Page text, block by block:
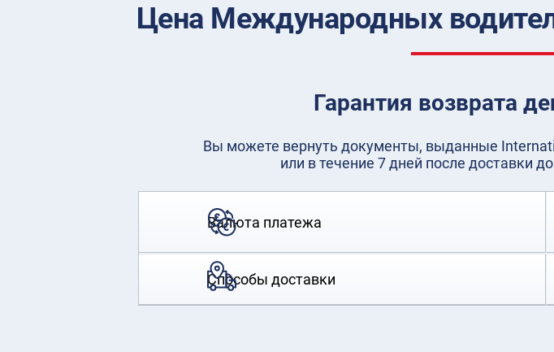
Цена Международных
Гарантия возврата
Вы можете вернуть документы, выданные
или в течение 7 дней после доставки
Валюта платежа
Способы доставки